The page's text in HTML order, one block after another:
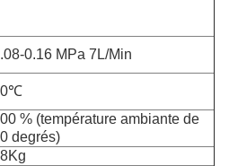
0.16 MPa 7L/Min
% (température ambiante de
degrés)